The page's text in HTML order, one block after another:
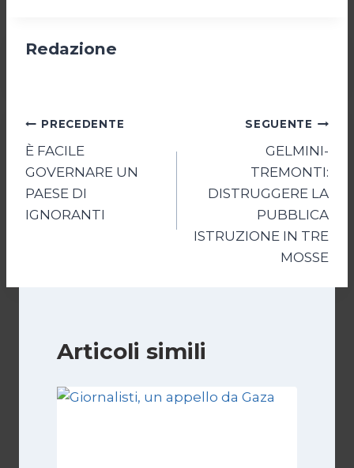
Redazione
Navigazione
articoli
PRECEDENTE
È FACILE
GOVERNARE UN
PAESE DI
IGNORANTI
SEGUENTE
GELMINI-
TREMONTI:
DISTRUGGERE LA
PUBBLICA
ISTRUZIONE IN TRE
MOSSE
Articoli simili